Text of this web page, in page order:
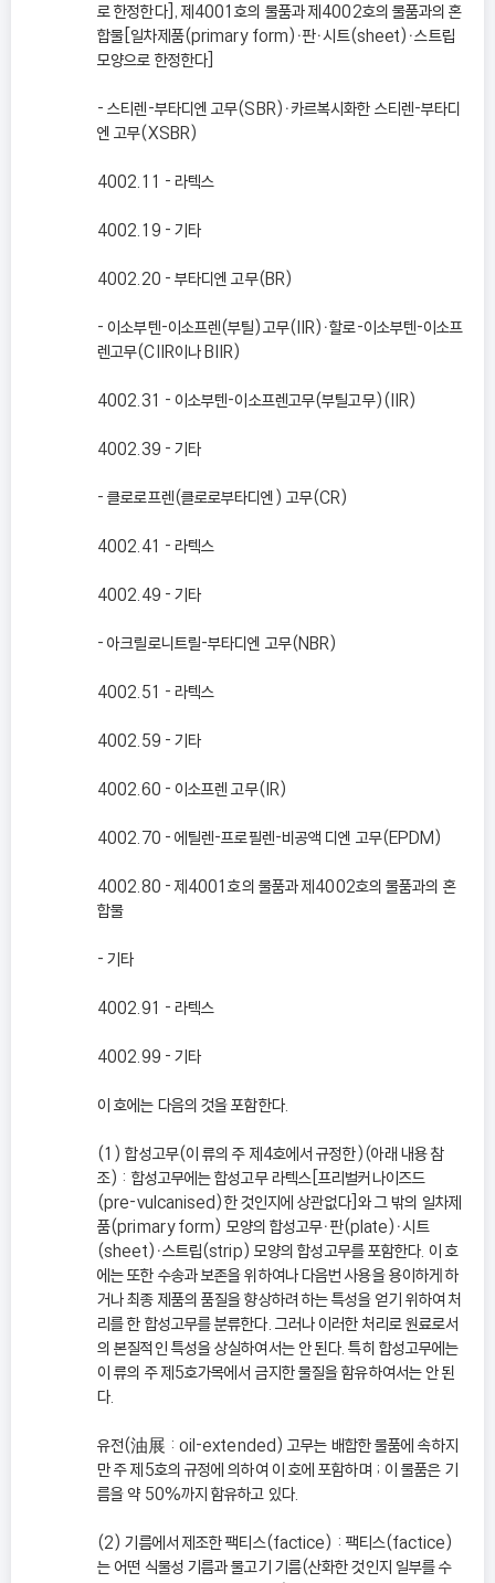
로 한정한다], 제4001호의 물품과 제4002호의 물품과의 혼
합물[일차제품(primary form)ㆍ판ㆍ시트(sheet)ㆍ스트립
모양으로 한정한다]
- 스티렌-부타디엔 고무(SBR)ㆍ카르복시화한 스티렌-부타디
엔 고무(XSBR)
4002.11 - 라텍스
4002.19 - 기타
4002.20 - 부타디엔 고무(BR)
- 이소부텐-이소프렌(부틸)고무(IIR)ㆍ할로-이소부텐-이소프
렌고무(CIIR이나 BIIR)
4002.31 - 이소부텐-이소프렌고무(부틸고무)(IIR)
4002.39 - 기타
- 클로로프렌(클로로부타디엔) 고무(CR)
4002.41 - 라텍스
4002.49 - 기타
- 아크릴로니트릴-부타디엔 고무(NBR)
4002.51 - 라텍스
4002.59 - 기타
4002.60 - 이소프렌 고무(IR)
4002.70 - 에틸렌-프로필렌-비공액 디엔 고무(EPDM)
4002.80 - 제4001호의 물품과 제4002호의 물품과의 혼
합물
- 기타
4002.91 - 라텍스
4002.99 - 기타
이 호에는 다음의 것을 포함한다.
(1) 합성고무(이 류의 주 제4호에서 규정한)(아래 내용 참
조) : 합성고무에는 합성고무 라텍스[프리벌커나이즈드
(pre-vulcanised)한 것인지에 상관없다]와 그 밖의 일차제
품(primary form) 모양의 합성고무ㆍ판(plate)ㆍ시트
(sheet)ㆍ스트립(strip) 모양의 합성고무를 포함한다. 이 호
에는 또한 수송과 보존을 위하여나 다음번 사용을 용이하게 하
거나 최종 제품의 품질을 향상하려 하는 특성을 얻기 위하여 처
리를 한 합성고무를 분류한다. 그러나 이러한 처리로 원료로서
의 본질적인 특성을 상실하여서는 안 된다. 특히 합성고무에는
이 류의 주 제5호가목에서 금지한 물질을 함유하여서는 안 된
다.
유전(油展 : oil-extended) 고무는 배합한 물품에 속하지
만 주 제5호의 규정에 의하여 이 호에 포함하며 ; 이 물품은 기
름을 약 50%까지 함유하고 있다.
(2) 기름에서 제조한 팩티스(factice) : 팩티스(factice)
는 어떤 식물성 기름과 물고기 기름(산화한 것인지 일부를 수